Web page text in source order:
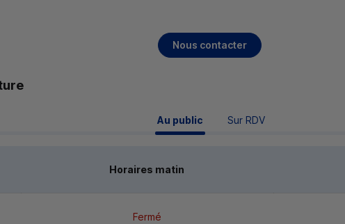
Nous contacter
Au public Sur RDV
Horaires matin
Fermé